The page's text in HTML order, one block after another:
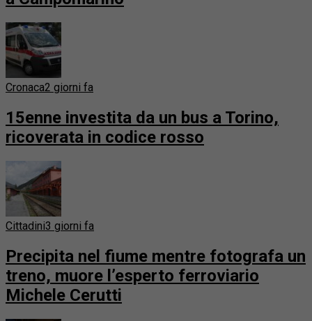
Cronaca2 giorni fa
15enne investita da un bus a Torino,
ricoverata in codice rosso
Cittadini3 giorni fa
Precipita nel fiume mentre fotografa un
treno, muore l’esperto ferroviario
Michele Cerutti